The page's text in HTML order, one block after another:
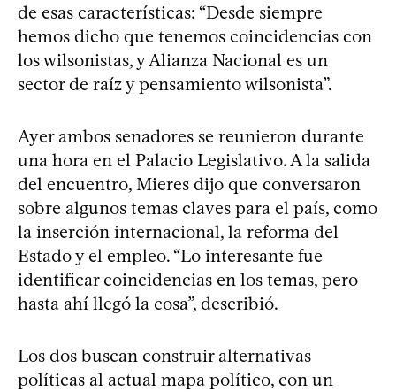
de esas características: “Desde siempre
hemos dicho que tenemos coincidencias con
los wilsonistas, y Alianza Nacional es un
sector de raíz y pensamiento wilsonista”.
Ayer ambos senadores se reunieron durante
una hora en el Palacio Legislativo. A la salida
del encuentro, Mieres dijo que conversaron
sobre algunos temas claves para el país, como
la inserción internacional, la reforma del
Estado y el empleo. “Lo interesante fue
identificar coincidencias en los temas, pero
hasta ahí llegó la cosa”, describió.
Los dos buscan construir alternativas
políticas al actual mapa político, con un